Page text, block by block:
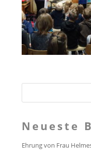
Neueste
Ehrung von Frau